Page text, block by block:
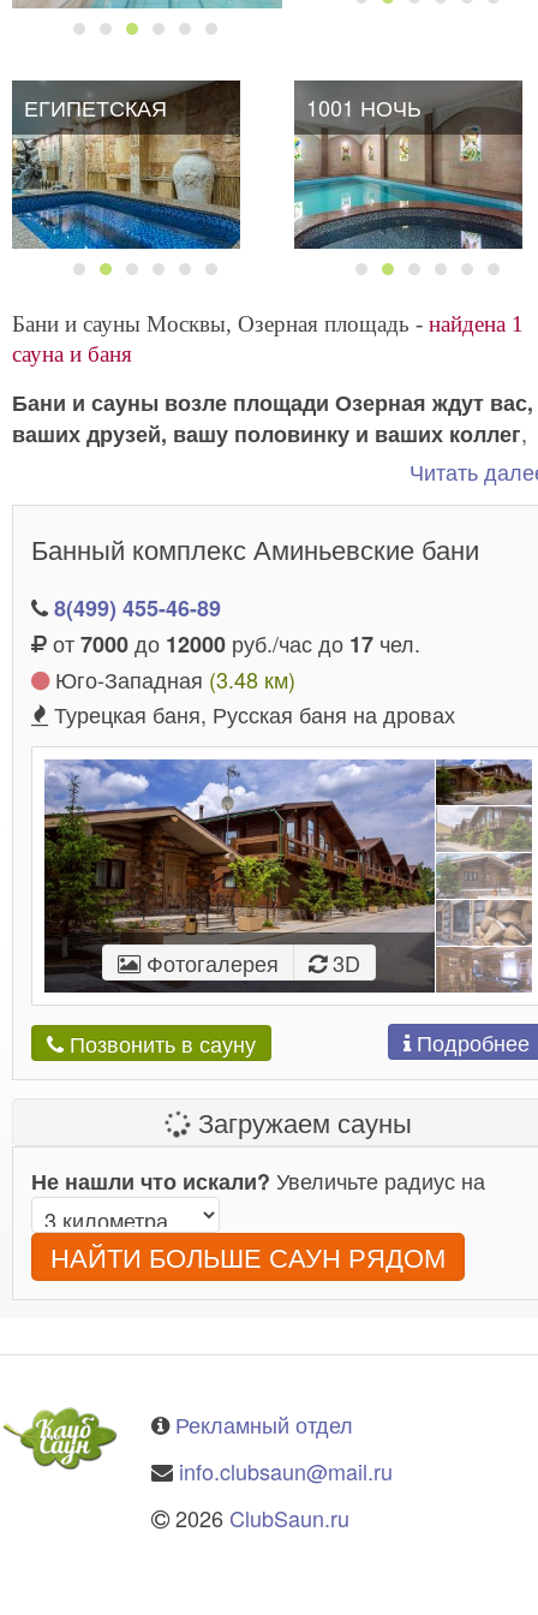
ЕГИПЕТСКАЯ 1001 НОЧЬ
Бани и сауны Москвы, Озерная площадь - найдена 1
сауна и баня
Бани и сауны возле площади Озерная ждут вас,
ваших друзей, вашу половинку и ваших коллег,
чтобы угостить всех вкусными блюдами,
предоставить процедуры и удовольствия на выбор,
Приезжайте, вам точно понравится!
Читать
Банный комплекс Аминьевские бани
8(499) 455-46-89
от7000до 12000 руб./час до 17 чел.
Юго-Западная (3.48 км)
Турецкая баня, Русская баня на дровах
Фотогалерея 3D
Позвонить в сауну Подробнее
Загружаем сауны
Не нашли что искали? Увеличьте радиус на
НАЙТИ БОЛЬШЕ САУН РЯДОМ
Рекламный отдел
info.clubsaun@mail.ru
2026 ClubSaun.ru